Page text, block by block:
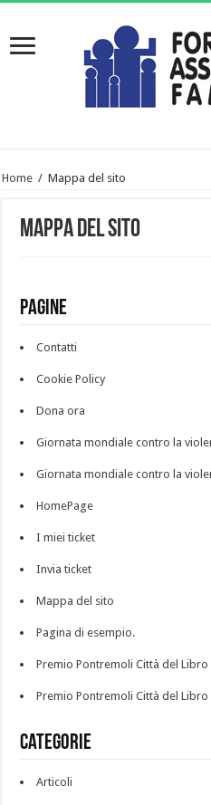
Home / Mappa del sito
Mappa del sito
Pagine
Contatti
Cookie Policy
Dona ora
Giornata mondiale contro la
Giornata mondiale contro la
HomePage
I miei ticket
Invia ticket
Mappa del sito
Pagina di esempio.
Premio Pontremoli Città del
Premio Pontremoli Città del
Categorie
Articoli